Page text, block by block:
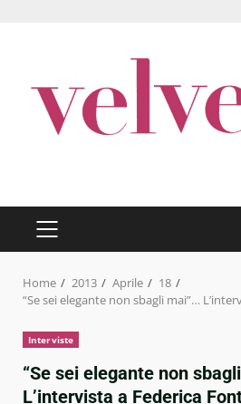
PRIMARY
MENU
Home 2013 Aprile
18
“Se sei elegante non sbagli mai”…
Interviste
“Se sei elegante non
L’intervista a Federica